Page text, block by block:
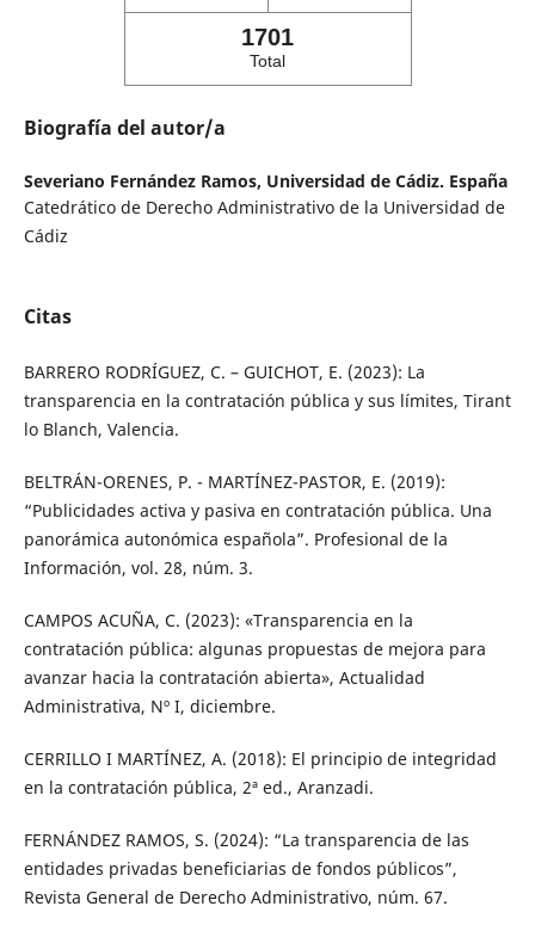
1701
Total
Biografía del autor/a
Severiano Fernández Ramos, Universidad de Cádiz. España
Catedrático de Derecho Administrativo de la Universidad de
Cádiz
Citas
BARRERO RODRÍGUEZ, C. – GUICHOT, E. (2023): La
transparencia en la contratación pública y sus límites, Tirant
lo Blanch, Valencia.
BELTRÁN-ORENES, P. - MARTÍNEZ-PASTOR, E. (2019):
“Publicidades activa y pasiva en contratación pública. Una
panorámica autonómica española”. Profesional de la
Información, vol. 28, núm. 3.
CAMPOS ACUÑA, C. (2023): «Transparencia en la
contratación pública: algunas propuestas de mejora para
avanzar hacia la contratación abierta», Actualidad
Administrativa, Nº I, diciembre.
CERRILLO I MARTÍNEZ, A. (2018): El principio de integridad
en la contratación pública, 2ª ed., Aranzadi.
FERNÁNDEZ RAMOS, S. (2024): “La transparencia de las
entidades privadas beneficiarias de fondos públicos”,
Revista General de Derecho Administrativo, núm. 67.